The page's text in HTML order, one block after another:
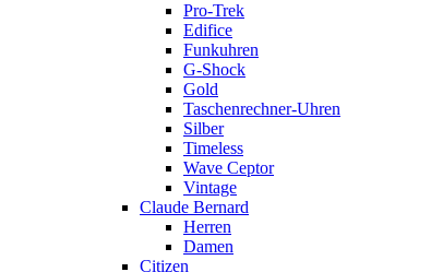
Pro-Trek
Edifice
Funkuhren
G-Shock
Gold
Taschenrechner-Uhren
Silber
Timeless
Wave Ceptor
Vintage
Claude Bernard
Herren
Damen
Citizen